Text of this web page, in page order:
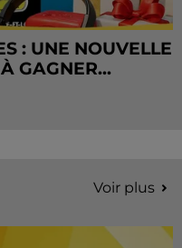
: UNE NOUVELLE
GAGNER...
Voir plus